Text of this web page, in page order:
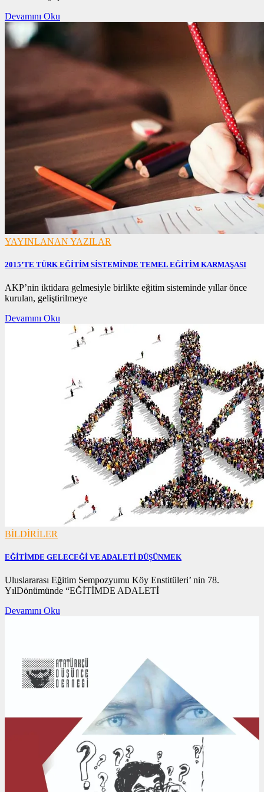
Devamını Oku
YAYINLANAN YAZILAR
2015’TE TÜRK EĞİTİM SİSTEMİNDE TEMEL EĞİTİM KARMAŞASI
19/12/202019/12/2020
AKP’nin iktidara gelmesiyle birlikte eğitim sisteminde yıllar önce
kurulan, geliştirilmeye
Devamını Oku
BİLDİRİLER
EĞİTİMDE GELECEĞİ VE ADALETİ DÜŞÜNMEK
16/12/2020
Uluslararası Eğitim Sempozyumu Köy Enstitüleri’ nin 78.
YılDönümünde “EĞİTİMDE ADALETİ
Devamını Oku